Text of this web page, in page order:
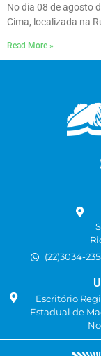
No dia 08 de agosto
Cima, localizada na
Read More »
(22)3034-
Escritório
Estadual de